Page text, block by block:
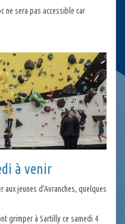
ne sera pas accessible car
à venir
jeunes d’Avranches, quelques
grimper à Sartilly ce samedi 4